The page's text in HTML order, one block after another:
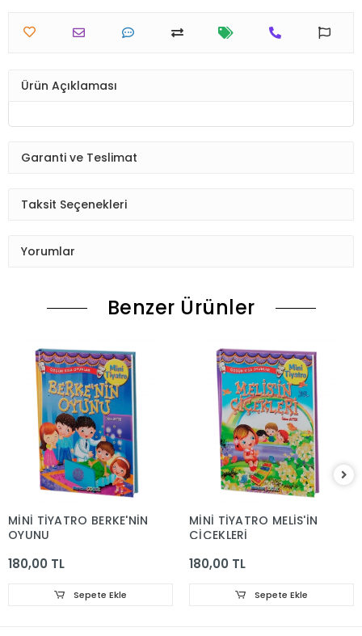
Ürün Açıklaması
Garanti ve Teslimat
Taksit Seçenekleri
Yorumlar
Benzer Ürünler
MİNİ TİYATRO BERKE'NİN
OYUNU
180,00 TL
Sepete Ekle
MİNİ TİYATRO MELİS'İN
ÇİÇEKLERİ
180,00 TL
Sepete Ekle